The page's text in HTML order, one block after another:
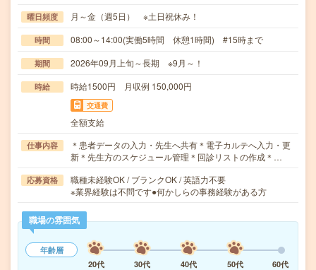
曜日頻度 月～金（週5日） ※土日祝休み！
時間 08:00～14:00(実働5時間 休憩1時間) #15時まで
期間 2026年09月上旬～長期 ※9月～！
時給 時給1500円 月収例 150,000円
交通費
全額支給
仕事内容
＊患者データの入力・先生へ共有＊電子カルテへ入力・更
新＊先生方のスケジュール管理＊回診リストの作成＊…
応募資格
職種未経験OK / ブランクOK / 英語力不要
※業界経験は不問です●何かしらの事務経験がある方
職場の雰囲気
年齢層
20代
30代 40代 50代
60代